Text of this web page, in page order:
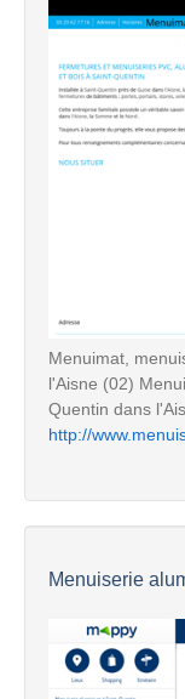
Menuimat,
l'Aisne (02)
Quentin dans
http://
Menuiserie